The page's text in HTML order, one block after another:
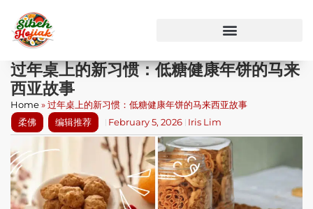
过年桌上的新习惯：低糖健康年饼的马来
西亚故事
Home»过年桌上的新习惯：低糖健康年饼的马来西亚故事
柔佛
编辑推荐 February 5, 2026 Iris Lim